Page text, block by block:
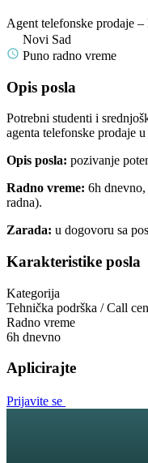
Agent telefonske prodaje –
Novi Sad
Puno radno vreme
Opis posla
Potrebni studenti i
agenta telefonske prodaje
Opis posla: pozivanje
Radno vreme: 6h dnevno,
radna).
Zarada: u dogovoru sa
Karakteristike posla
Kategorija
Tehnička podrška / Call
Radno vreme
6h dnevno
Aplicirajte
Prijavite se